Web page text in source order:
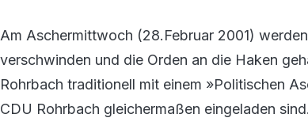
Am Aschermittwoch (28.Februar 2001)
verschwinden und die Orden an die Haken
Rohrbach traditionell mit einem »Politischen
CDU Rohrbach gleichermaßen eingeladen sind.